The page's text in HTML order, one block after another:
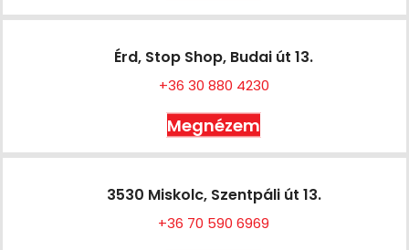
Érd, Stop Shop, Budai út 13.
+36 30 880 4230
Megnézem
3530 Miskolc, Szentpáli út 13.
+36 70 590 6969